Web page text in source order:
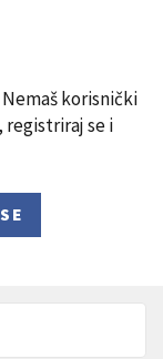
korisnički
registriraj se i